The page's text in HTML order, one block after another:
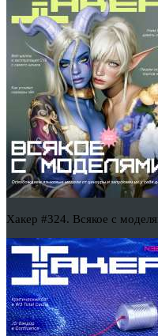
Хакер #324. Всякое с